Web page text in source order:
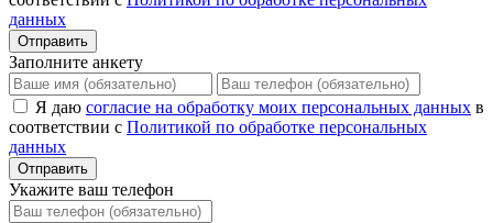
данных
Отправить
Заполните анкету
Я даю согласие на обработку моих персональных данных в
соответствии с Политикой по обработке персональных
данных
Отправить
Укажите ваш телефон